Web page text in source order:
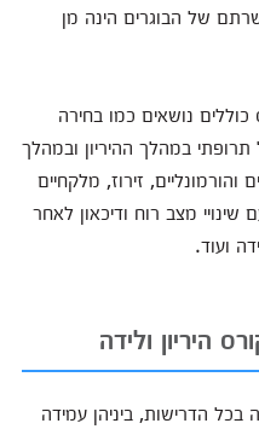
של הבוגרים הינה מן
נושאים כמו בחירה
תרופתי במהלך ההיריון ובמהלך
והורמונליים, זירוז, מלקחיים
שינויי מצב רוח ודיכאון לאחר
ועוד.
היריון ולידה
בכל הדרישות, ביניהן עמידה